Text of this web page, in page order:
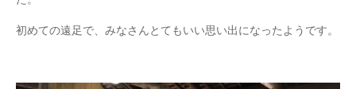
初めての遠足で、みなさんとてもいい思い出になったようです。